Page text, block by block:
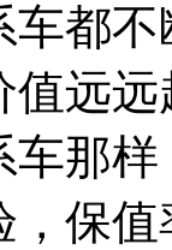
车都
远
车那
保